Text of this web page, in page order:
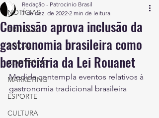
NOTÍCIAS
ARTIGOS
SOCIAL
CONTEÚDO
MARKETING
ESPORTE
CULTURA
Comissão aprova inclusão da
gastronomia brasileira como
beneficiária da Lei Rouanet
Redação - Patrocinio Brasil
7 de dez. de 2022 2 min de leitura
Medida contempla eventos relativos à
gastronomia tradicional brasileira